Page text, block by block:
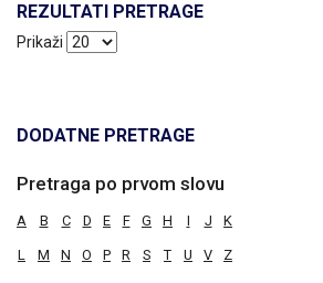
REZULTATI PRETRAGE
Prikaži
DODATNE PRETRAGE
Pretraga po prvom slovu
A B C D E F G H I J K
L M N O P R S T U V Z